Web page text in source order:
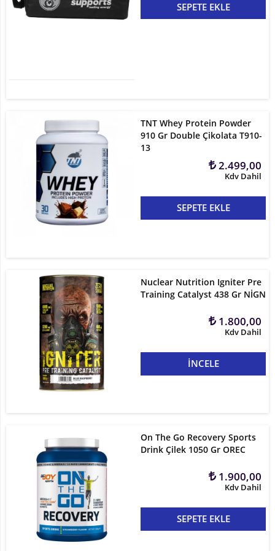
SEPETE EKLE
TNT Whey Protein Powder
910 Gr Double Çikolata T910-
13
2.499,00
Kdv Dahil
SEPETE EKLE
Nuclear Nutrition Igniter Pre
Training Catalyst 438 Gr NİGN
1.800,00
Kdv Dahil
İNCELE
On The Go Recovery Sports
Drink Çilek 1050 Gr OREC
1.900,00
Kdv Dahil
SEPETE EKLE